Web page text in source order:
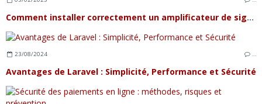
Comment installer correctement un amplificateur de signal mobile par vous-même
23/08/2024 …
Avantages de Laravel : Simplicité, Performance et Sécurité